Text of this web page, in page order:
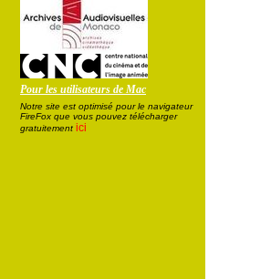
Pour les utilisateurs de Mac
Notre site est optimisé pour le navigateur
FireFox que vous pouvez télécharger
gratuitement ici